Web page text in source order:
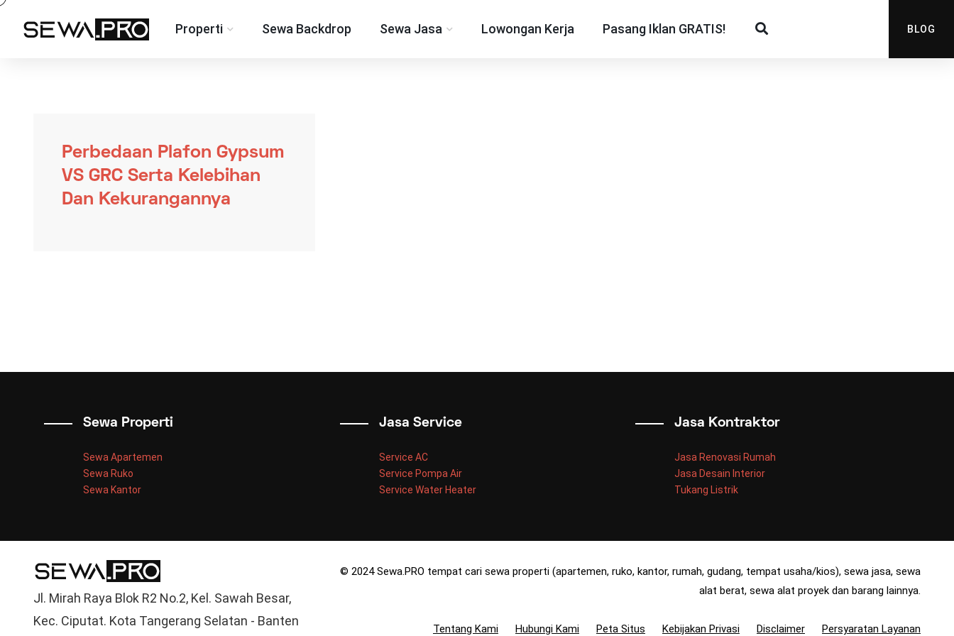
Properti Sewa Backdrop Sewa Jasa Lowongan Kerja Pasang Iklan GRATIS! BLOG
Perbedaan Plafon Gypsum
VS GRC Serta Kelebihan
Dan Kekurangannya
Sewa Properti
Sewa Apartemen
Sewa Ruko
Sewa Kantor
Jasa Service
Service AC
Service Pompa Air
Service Water Heater
Jasa Kontraktor
Jasa Renovasi Rumah
Jasa Desain Interior
Tukang Listrik
Jl. Mirah Raya Blok R2 No.2, Kel. Sawah Besar,
Kec. Ciputat. Kota Tangerang Selatan - Banten
© 2024 Sewa.PRO tempat cari sewa properti (apartemen, ruko, kantor, rumah, gudang, tempat usaha/kios), sewa jasa, sewa
alat berat, sewa alat proyek dan barang lainnya.
Tentang Kami Hubungi Kami Peta Situs Kebijakan Privasi Disclaimer Persyaratan Layanan